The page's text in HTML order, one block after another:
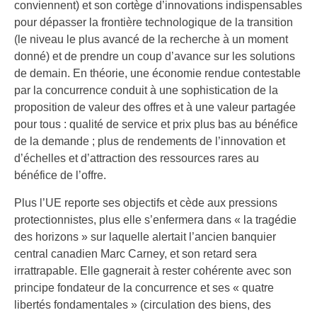
conviennent) et son cortège d’innovations indispensables
pour dépasser la frontière technologique de la transition
(le niveau le plus avancé de la recherche à un moment
donné) et de prendre un coup d’avance sur les solutions
de demain. En théorie, une économie rendue contestable
par la concurrence conduit à une sophistication de la
proposition de valeur des offres et à une valeur partagée
pour tous : qualité de service et prix plus bas au bénéfice
de la demande ; plus de rendements de l’innovation et
d’échelles et d’attraction des ressources rares au
bénéfice de l’offre.
Plus l’UE reporte ses objectifs et cède aux pressions
protectionnistes, plus elle s’enfermera dans « la tragédie
des horizons » sur laquelle alertait l’ancien banquier
central canadien Marc Carney, et son retard sera
irrattrapable. Elle gagnerait à rester cohérente avec son
principe fondateur de la concurrence et ses « quatre
libertés fondamentales » (circulation des biens, des